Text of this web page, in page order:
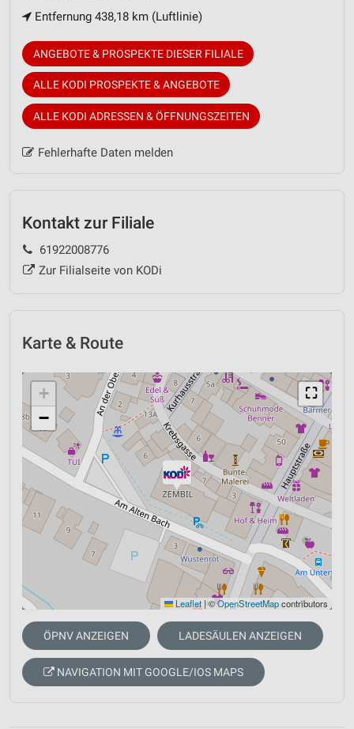
Entfernung 438,18 km (Luftlinie)
ANGEBOTE & PROSPEKTE DIESER FILIALE
ALLE KODI PROSPEKTE & ANGEBOTE
ALLE KODI ADRESSEN & ÖFFNUNGSZEITEN
Fehlerhafte Daten melden
Kontakt zur Filiale
61922008776
Zur Filialseite von KODi
Karte & Route
⛶
+
−
Leaflet |©OpenStreetMapcontributors
ÖPNV ANZEIGEN LADESÄULEN ANZEIGEN
NAVIGATION MIT GOOGLE/IOS MAPS